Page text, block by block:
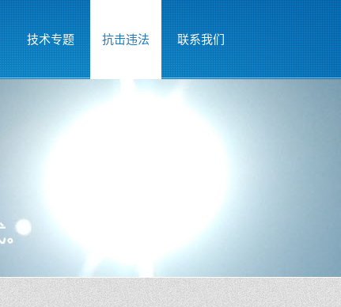
技术专题 抗击违法 联系我们